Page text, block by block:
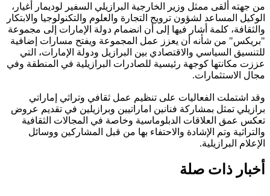
من جهته ألقى ممثل وزير الخارجية البرازيلي السفير لوديمار أغيار،
الوكيل المساعد لشؤون ترويج التجارة والعلوم والتكنولوجيا والابتكار
والثقافة، كلمة أشار فيها إلى أن انضمام دولة الإمارات إلى مجموعة
"بريكس" من شأنه أن يعزز عمل المجموعة ويفتح مسارات إضافية
للتنسيق السياسي والاقتصادي بين البرازيل ودولة الإمارات، التي
عززت مكانتها كوجهة رئيسية للصادرات البرازيلية في المنطقة وفي
مجال الاستثمارات.
وقد اشتملت الفعاليات على تنظيم عمل ثقافي وتراثي إماراتي
برازيلي تمثل بمشاركة فنانين اماراتيين وبرازيلين في تقديم عروض
تعكس عمق العلاقات الدبلوماسية وخاصة في المجالات الثقافية
والتراثية وتم الإشادة والاحتفاء بها من قبل المشاركين ووسائل
الإعلام البرازيلية.
أخبار ذات صلة